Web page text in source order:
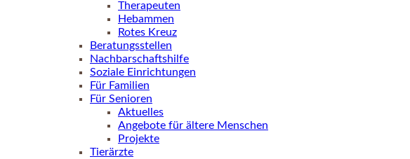
Therapeuten
Hebammen
Rotes Kreuz
Beratungsstellen
Nachbarschaftshilfe
Soziale Einrichtungen
Für Familien
Für Senioren
Aktuelles
Angebote für ältere Menschen
Projekte
Tierärzte